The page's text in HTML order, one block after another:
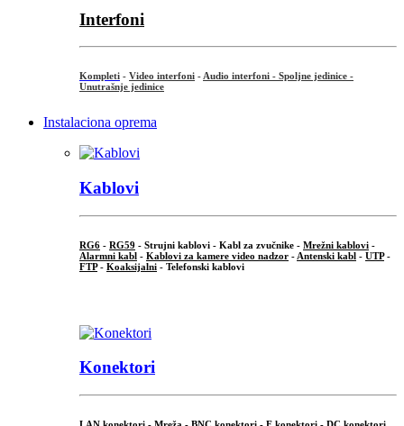
Interfoni
Kompleti - Video interfoni - Audio interfoni - Spoljne jedinice -
Unutrašnje jedinice
Instalaciona oprema
Kablovi
RG6 - RG59 - Strujni kablovi - Kabl za zvučnike - Mrežni kablovi -
Alarmni kabl - Kablovi za kamere video nadzor - Antenski kabl - UTP-
FTP- Koaksijalni - Telefonski kablovi
Konektori